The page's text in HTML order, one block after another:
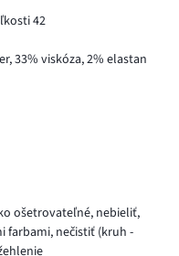
42
33% viskóza, 2% elastan
ošetrovateľné, nebieliť,
farbami, nečistiť (kruh -